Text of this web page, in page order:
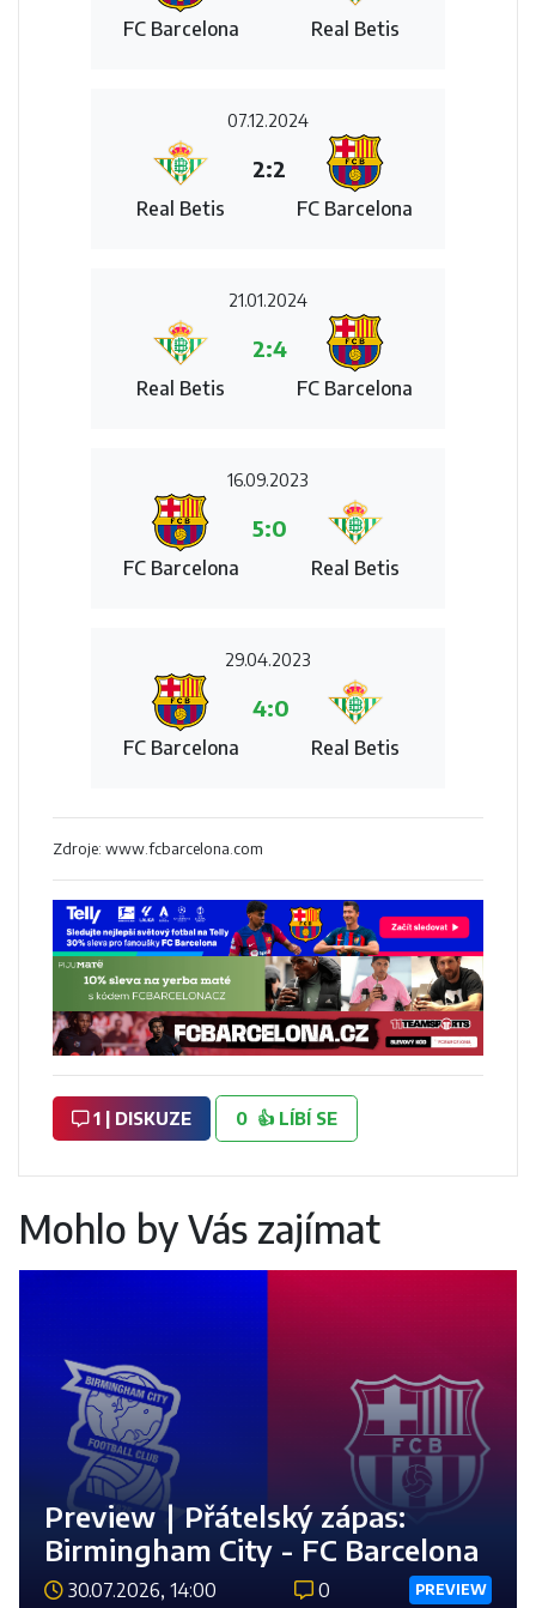
FC Barcelona Real Betis
07.12.2024
Real Betis
2:2
FC Barcelona
21.01.2024
Real Betis
2:4
FC Barcelona
16.09.2023
FC Barcelona
5:0
Real Betis
29.04.2023
FC Barcelona
4:0
Real Betis
Zdroje: www.fcbarcelona.com
1 | DISKUZE 0 👍 LÍBÍ SE
Mohlo by Vás zajímat
Preview ∣ Přátelský zápas:
Birmingham City - FC Barcelona
30.07.2026, 14:00 0 PREVIEW